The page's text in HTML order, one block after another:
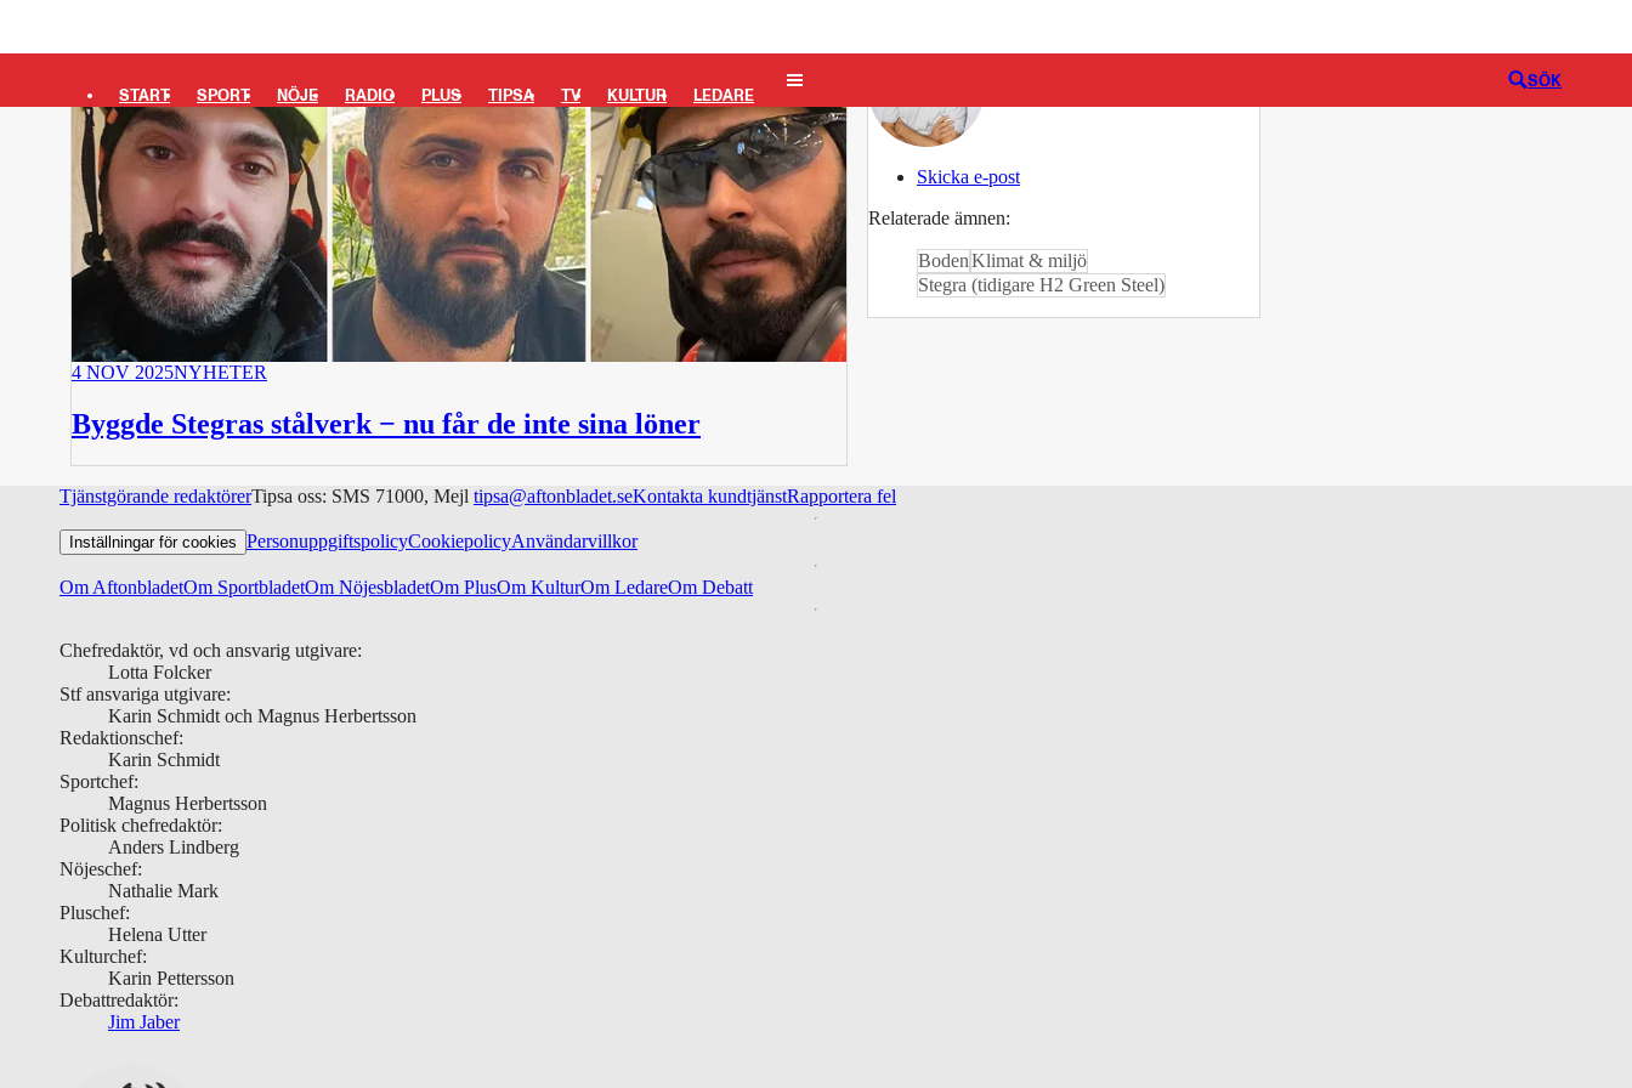
START SPORT NÖJE RADIO PLUS TIPSA TV KULTUR LEDARE
SÖK
Skicka e-post
Relaterade ämnen:
BodenKlimat & miljö
Stegra (tidigare H2 Green Steel)
4 NOV 2025NYHETER
Byggde Stegras stålverk − nu får de inte sina löner
Tjänstgörande redaktörerTipsa oss: SMS 71000, Mejl tipsa@aftonbladet.seKontakta kundtjänstRapportera fel
Inställningar för cookies PersonuppgiftspolicyCookiepolicyAnvändarvillkor
Om AftonbladetOm SportbladetOm NöjesbladetOm PlusOm KulturOm LedareOm Debatt
Chefredaktör, vd och ansvarig utgivare:
Lotta Folcker
Stf ansvariga utgivare:
Karin Schmidt och Magnus Herbertsson
Redaktionschef:
Karin Schmidt
Sportchef:
Magnus Herbertsson
Politisk chefredaktör:
Anders Lindberg
Nöjeschef:
Nathalie Mark
Pluschef:
Helena Utter
Kulturchef:
Karin Pettersson
Debattredaktör:
Jim Jaber